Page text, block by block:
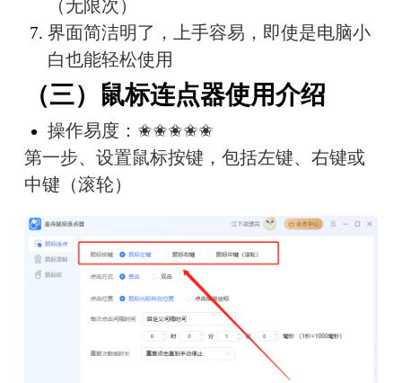
（无限次）
界面简洁明了，上手容易，即使是电脑小
白也能轻松使用
（三）鼠标连点器使用介绍
操作易度：✬✬✬✬✬
第一步、设置鼠标按键，包括左键、右键或
中键（滚轮）